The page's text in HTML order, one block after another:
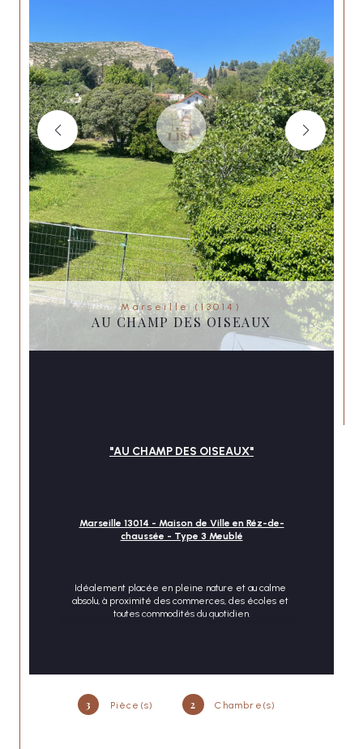
Marseille (13014)
AU CHAMP DES OISEAUX
3 Pièce(s) 2 Chambre(s)
"AU CHAMP DES OISEAUX"
Marseille 13014 - Maison de Ville en Réz-de-
chaussée - Type 3 Meublé
Idéalement placée en pleine nature et au calme
absolu, à proximité des commerces, des écoles et
toutes commodités du quotidien.
chaussée ce charmant 3 pièces entièrement
meublé, très lumineux, rénové et chaleureux.